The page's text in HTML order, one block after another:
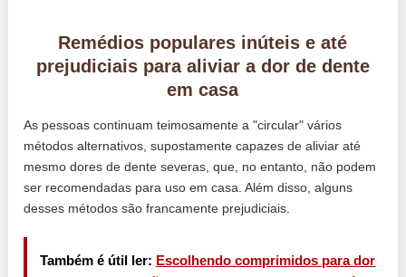
Remédios populares inúteis e até
prejudiciais para aliviar a dor de dente
em casa
As pessoas continuam teimosamente a "circular" vários
métodos alternativos, supostamente capazes de aliviar até
mesmo dores de dente severas, que, no entanto, não podem
ser recomendadas para uso em casa. Além disso, alguns
desses métodos são francamente prejudiciais.
Também é útil ler: Escolhendo comprimidos para dor